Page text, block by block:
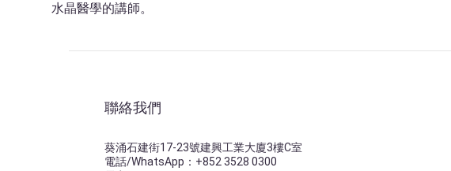
水晶醫學的講師。
聯絡我們
葵涌石建街17-23號建興工業大廈3樓C室
電話/WhatsApp：+852 3528 0300